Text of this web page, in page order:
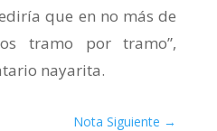
que en no más de
tramo por tramo”,
nayarita.
Nota Siguiente →